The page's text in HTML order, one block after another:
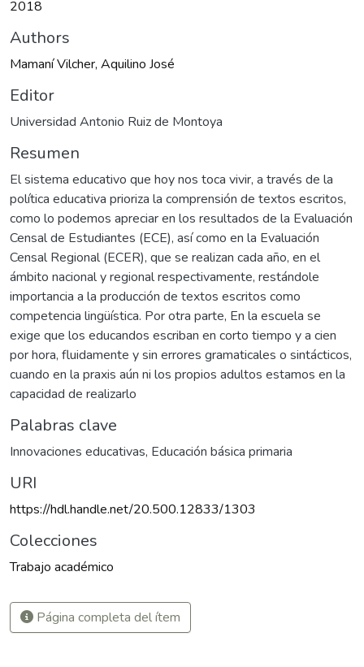
2018
Authors
Mamaní Vilcher, Aquilino José
Editor
Universidad Antonio Ruiz de Montoya
Resumen
El sistema educativo que hoy nos toca vivir, a través de la
política educativa prioriza la comprensión de textos escritos,
como lo podemos apreciar en los resultados de la Evaluación
Censal de Estudiantes (ECE), así como en la Evaluación
Censal Regional (ECER), que se realizan cada año, en el
ámbito nacional y regional respectivamente, restándole
importancia a la producción de textos escritos como
competencia lingüística. Por otra parte, En la escuela se
exige que los educandos escriban en corto tiempo y a cien
por hora, fluidamente y sin errores gramaticales o sintácticos,
cuando en la praxis aún ni los propios adultos estamos en la
capacidad de realizarlo
Palabras clave
Innovaciones educativas, Educación básica primaria
URI
https://hdl.handle.net/20.500.12833/1303
Colecciones
Trabajo académico
Página completa del ítem